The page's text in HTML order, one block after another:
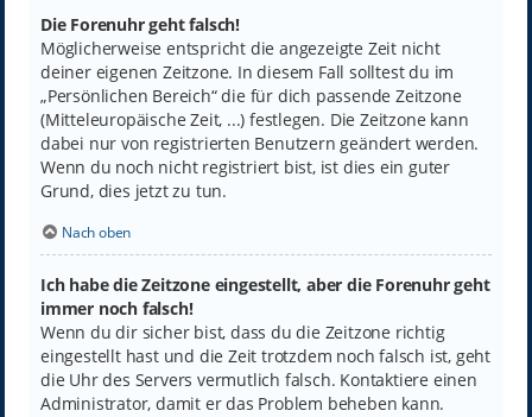
Die Forenuhr geht falsch!
Möglicherweise entspricht die angezeigte Zeit nicht
deiner eigenen Zeitzone. In diesem Fall solltest du im
„Persönlichen Bereich“ die für dich passende Zeitzone
(Mitteleuropäische Zeit, ...) festlegen. Die Zeitzone kann
dabei nur von registrierten Benutzern geändert werden.
Wenn du noch nicht registriert bist, ist dies ein guter
Grund, dies jetzt zu tun.
Nach oben
Ich habe die Zeitzone eingestellt, aber die Forenuhr geht
immer noch falsch!
Wenn du dir sicher bist, dass du die Zeitzone richtig
eingestellt hast und die Zeit trotzdem noch falsch ist, geht
die Uhr des Servers vermutlich falsch. Kontaktiere einen
Administrator, damit er das Problem beheben kann.